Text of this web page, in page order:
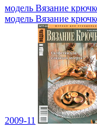
модель Вязание
модель Вязание
2009-11